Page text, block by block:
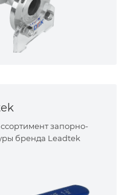
запорно-
бренда Leadtek